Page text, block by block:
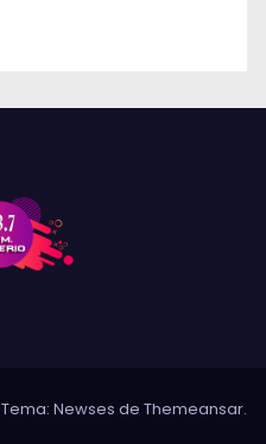
Tema: Newses de Themeansar.